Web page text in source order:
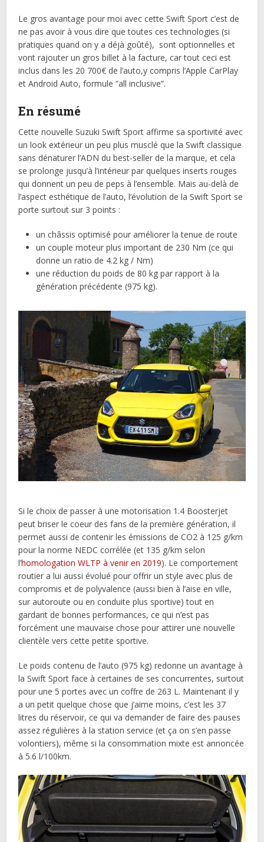
Le gros avantage pour moi avec cette Swift Sport c’est de
ne pas avoir à vous dire que toutes ces technologies (si
pratiques quand on y a déjà goûté), sont optionnelles et
vont rajouter un gros billet à la facture, car tout ceci est
inclus dans les 20 700€ de l’auto,y compris l’Apple CarPlay
et Android Auto, formule “all inclusive”.
En résumé
Cette nouvelle Suzuki Swift Sport affirme sa sportivité avec
un look extérieur un peu plus musclé que la Swift classique
sans dénaturer l’ADN du best-seller de la marque, et cela
se prolonge jusqu’à l’intérieur par quelques inserts rouges
qui donnent un peu de peps à l’ensemble. Mais au-delà de
l’aspect esthétique de l’auto, l’évolution de la Swift Sport se
porte surtout sur 3 points :
un châssis optimisé pour améliorer la tenue de route
un couple moteur plus important de 230 Nm (ce qui
donne un ratio de 4.2 kg / Nm)
une réduction du poids de 80 kg par rapport à la
génération précédente (975 kg).
Si le choix de passer à une motorisation 1.4 Boosterjet
peut briser le coeur des fans de la première génération, il
permet aussi de contenir les émissions de CO2 à 125 g/km
pour la norme NEDC corrélée (et 135 g/km selon
l’homologation WLTP à venir en 2019). Le comportement
routier a lui aussi évolué pour offrir un style avec plus de
compromis et de polyvalence (aussi bien à l’aise en ville,
sur autoroute ou en conduite plus sportive) tout en
gardant de bonnes performances, ce qui n’est pas
forcément une mauvaise chose pour attirer une nouvelle
clientèle vers cette petite sportive.
Le poids contenu de l’auto (975 kg) redonne un avantage à
la Swift Sport face à certaines de ses concurrentes, surtout
pour une 5 portes avec un coffre de 263 L. Maintenant il y
a un petit quelque chose que j’aime moins, c’est les 37
litres du réservoir, ce qui va demander de faire des pauses
assez régulières à la station service (et ça on s’en passe
volontiers), même si la consommation mixte est annoncée
à 5.6 l/100km.